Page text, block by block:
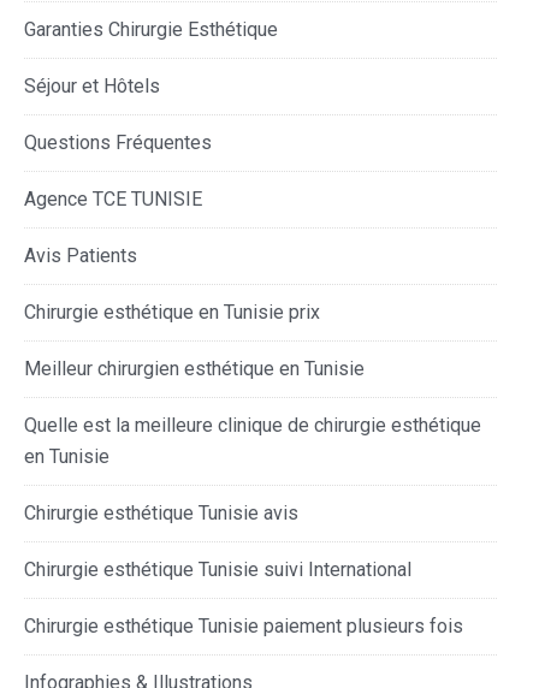
Garanties Chirurgie Esthétique
Séjour et Hôtels
Questions Fréquentes
Agence TCE TUNISIE
Avis Patients
Chirurgie esthétique en Tunisie prix
Meilleur chirurgien esthétique en Tunisie
Quelle est la meilleure clinique de chirurgie esthétique
en Tunisie
Chirurgie esthétique Tunisie avis
Chirurgie esthétique Tunisie suivi International
Chirurgie esthétique Tunisie paiement plusieurs fois
Infographies & Illustrations